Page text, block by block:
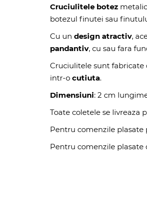
Cruciulitele botez
botezul finutei sau
Cu un design atractiv,
pandantiv, cu sau fara
Cruciulitele sunt fabricate
intr-o cutiuta.
Dimensiuni: 2 cm
Toate coletele se
Pentru comenzile plasate
Pentru comenzile plasate